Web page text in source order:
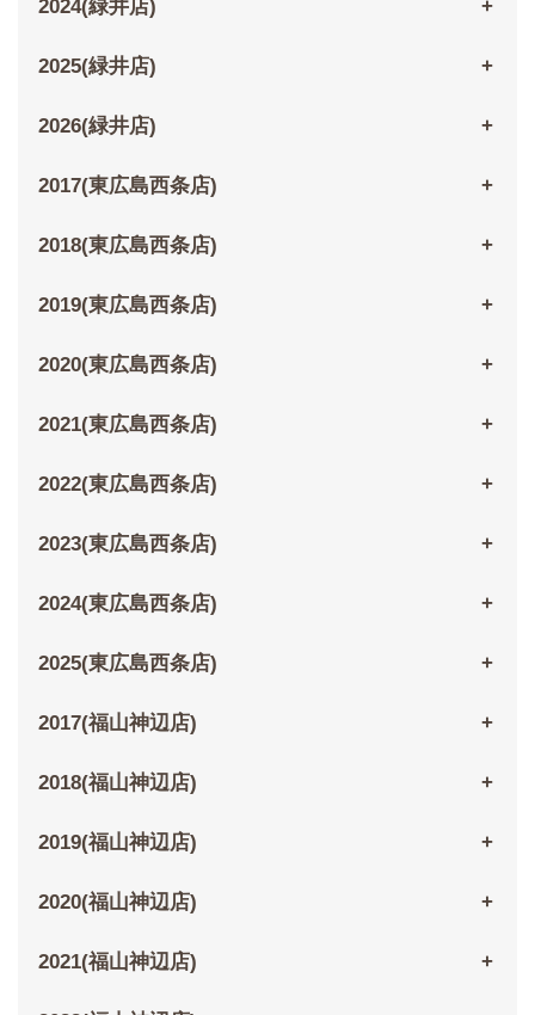
2024(緑井店)
2025(緑井店)
2026(緑井店)
2017(東広島西条店)
2018(東広島西条店)
2019(東広島西条店)
2020(東広島西条店)
2021(東広島西条店)
2022(東広島西条店)
2023(東広島西条店)
2024(東広島西条店)
2025(東広島西条店)
2017(福山神辺店)
2018(福山神辺店)
2019(福山神辺店)
2020(福山神辺店)
2021(福山神辺店)